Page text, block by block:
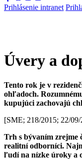
Prihlásenie intranet
Úvery a
Tento rok je v
ohľadoch.
kupujúci zachovajú
[SME; 218/2015; 22/
Trh s bývaním zrejme
realitní odborníci.
ľudí na nízke úroky a